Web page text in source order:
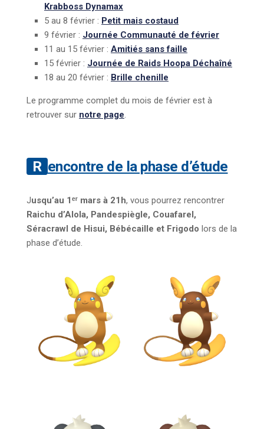
Krabboss Dynamax
5 au 8 février : Petit mais costaud
9 février : Journée Communauté de février
11 au 15 février : Amitiés sans faille
15 février : Journée de Raids Hoopa Déchaîné
18 au 20 février : Brille chenille
Le programme complet du mois de février est à
retrouver sur notre page.
Rencontre de la phase d’étude
Jusqu’au 1ᵉʳ mars à 21h, vous pourrez rencontrer
Raichu d’Alola, Pandespiègle, Couafarel,
Séracrawl de Hisui, Bébécaille et Frigodo lors de la
phase d’étude.